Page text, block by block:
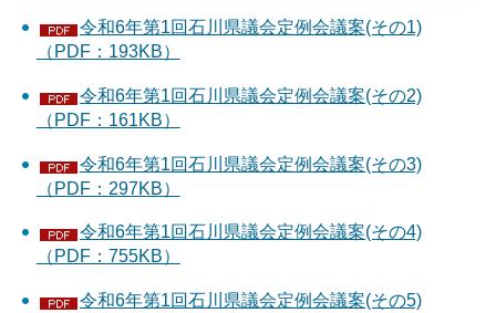
令和6年第1回石川県議会定例会議案(その1)
（PDF：193KB）
令和6年第1回石川県議会定例会議案(その2)
（PDF：161KB）
令和6年第1回石川県議会定例会議案(その3)
（PDF：297KB）
令和6年第1回石川県議会定例会議案(その4)
（PDF：755KB）
令和6年第1回石川県議会定例会議案(その5)